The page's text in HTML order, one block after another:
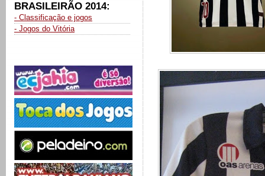
BRASILEIRÃO 2014:
- Classificação e jogos
- Jogos do Vitória